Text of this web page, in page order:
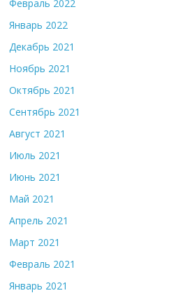
Февраль 2022
Январь 2022
Декабрь 2021
Ноябрь 2021
Октябрь 2021
Сентябрь 2021
Август 2021
Июль 2021
Июнь 2021
Май 2021
Апрель 2021
Март 2021
Февраль 2021
Январь 2021